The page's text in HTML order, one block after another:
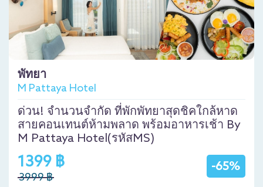
พัทยา
M Pattaya Hotel
ด่วน! จำนวนจำกัด ที่พักพัทยาสุดชิคใกล้หาด
สายคอนเทนต์ห้ามพลาด พร้อมอาหารเช้า By
M Pattaya Hotel(รหัสMS)
-65%
1399 ฿
3999 ฿